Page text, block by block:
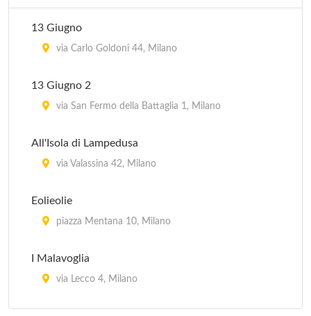
13 Giugno
via Carlo Goldoni 44, Milano
13 Giugno 2
via San Fermo della Battaglia 1, Milano
All'Isola di Lampedusa
via Valassina 42, Milano
Eolieolie
piazza Mentana 10, Milano
I Malavoglia
via Lecco 4, Milano